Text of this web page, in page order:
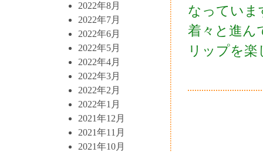
2022年8月
2022年7月
2022年6月
2022年5月
2022年4月
2022年3月
2022年2月
2022年1月
2021年12月
2021年11月
2021年10月
なっていま
着々と進ん
リップを